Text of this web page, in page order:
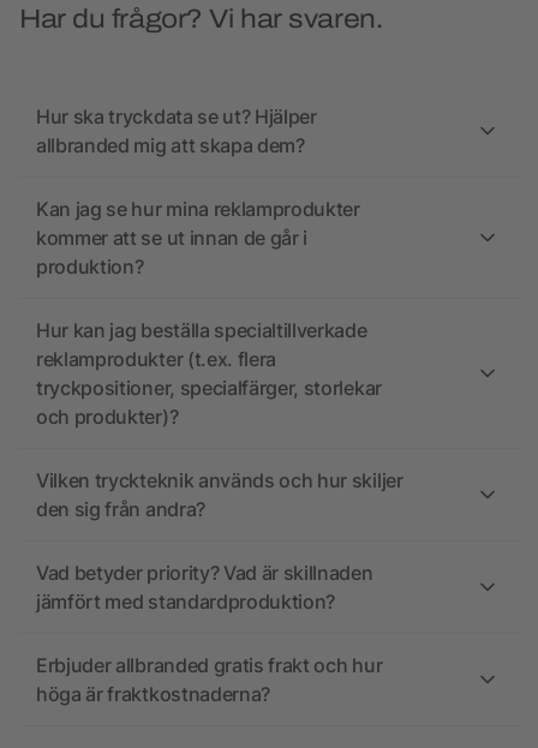
Har du frågor? Vi har svaren.
Hur ska tryckdata se ut? Hjälper
allbranded mig att skapa dem?
Kan jag se hur mina reklamprodukter
kommer att se ut innan de går i
produktion?
Hur kan jag beställa specialtillverkade
reklamprodukter (t.ex. flera
tryckpositioner, specialfärger, storlekar
och produkter)?
Vilken tryckteknik används och hur skiljer
den sig från andra?
Vad betyder priority? Vad är skillnaden
jämfört med standardproduktion?
Erbjuder allbranded gratis frakt och hur
höga är fraktkostnaderna?